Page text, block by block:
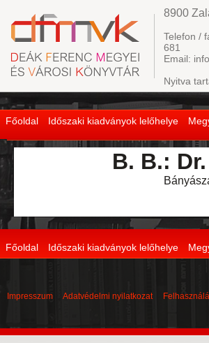
Főoldal Időszaki kiadványok lelőhelye
8900
Telefon /
681
Email:
Nyitva
B. B.:
Főoldal Időszaki kiadványok lelőhelye
Impresszum Adatvédelmi nyilatkozat